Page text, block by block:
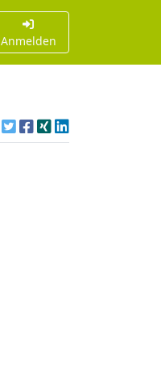
Anmelden